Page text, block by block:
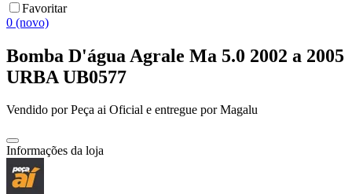
Favoritar
0 (novo)
Bomba D'água Agrale Ma 5.0 2002 a 2005
URBA UB0577
Vendido porPeça ai Oficial e entregue por Magalu
Informações da loja